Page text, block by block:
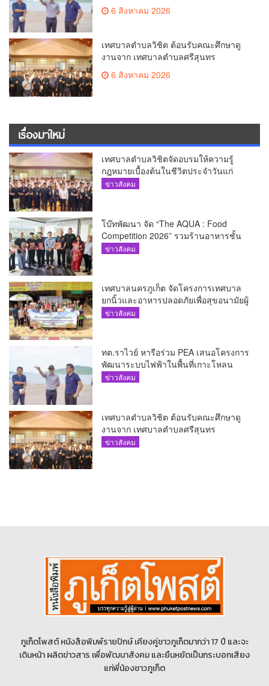
6 สิงหาคม 2026
เทศบาลตำบลวิชิต ต้อนรับคณะศึกษาดู
งานจาก เทศบาลตำบลศรีสุนทร
6 สิงหาคม 2026
เรื่องมาใหม่
เทศบาลตำบลวิชิตจัดอบรมให้ความรู้
กฎหมายเบื้องต้นในชีวิตประจำวันแก่
เยาวชน
ข่าวสังคม
โบ๊ทพัฒนา จัด “The AQUA : Food
Competition 2026” รวมร้านอาหารชั้น
นำของ The Shopps at The AQUA ชู
ข่าวสังคม
เทศบาลนครภูเก็ต จัดโครงการเทศบาล
ยกนิ้วและอาหารปลอดภัยเพื่อสุขอนามัยผู้
บริโภค
ข่าวสังคม
ทต.ราไวย์ หารือร่วม PEA เสนอโครงการ
พัฒนาระบบไฟฟ้าในพื้นที่เกาะโหลน
ข่าวสังคม
เทศบาลตำบลวิชิต ต้อนรับคณะศึกษาดู
งานจาก เทศบาลตำบลศรีสุนทร
ข่าวสังคม
ภูเก็ตโพสต์ หนังสือพิมพ์รายปักษ์ เคียงคู่ชาวภูเก็ตมากว่า 17 ปี และจะ
เดินหน้า ผลิตข่าวสาร เพื่อพัฒนาสังคม และยืนหยัดเป็นกระบอกเสียง
แก่พี่น้องชาวภูเก็ต